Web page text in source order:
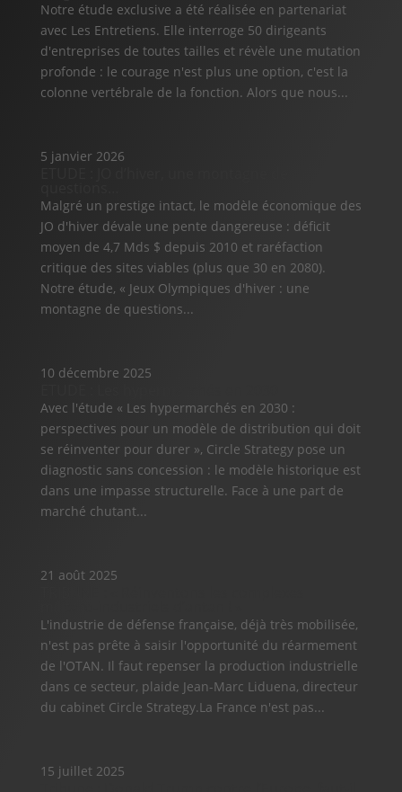
Notre étude exclusive a été réalisée en partenariat
avec Les Entretiens. Elle interroge 50 dirigeants
d'entreprises de toutes tailles et révèle une mutation
profonde : le courage n'est plus une option, c'est la
colonne vertébrale de la fonction. Alors que nous...
5 janvier 2026
Malgré un prestige intact, le modèle économique des
JO d'hiver dévale une pente dangereuse : déficit
moyen de 4,7 Mds $ depuis 2010 et raréfaction
critique des sites viables (plus que 30 en 2080).
Notre étude, « Jeux Olympiques d'hiver : une
montagne de questions...
10 décembre 2025
Avec l'étude « Les hypermarchés en 2030 :
perspectives pour un modèle de distribution qui doit
se réinventer pour durer », Circle Strategy pose un
diagnostic sans concession : le modèle historique est
dans une impasse structurelle. Face à une part de
marché chutant...
21 août 2025
L'industrie de défense française, déjà très mobilisée,
n'est pas prête à saisir l'opportunité du réarmement
de l'OTAN. Il faut repenser la production industrielle
dans ce secteur, plaide Jean-Marc Liduena, directeur
du cabinet Circle Strategy.La France n'est pas...
15 juillet 2025